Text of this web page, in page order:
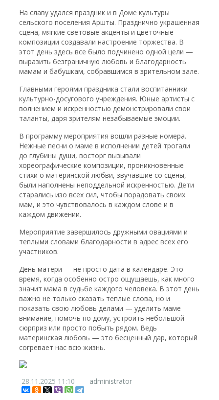
На славу удался праздник и в Доме культуры
сельского поселения Аршты. Празднично украшенная
сцена, мягкие световые акценты и цветочные
композиции создавали настроение торжества. В
этот день здесь все было подчинено одной цели —
выразить безграничную любовь и благодарность
мамам и бабушкам, собравшимся в зрительном зале.
Главными героями праздника стали воспитанники
культурно-досугового учреждения. Юные артисты с
волнением и искренностью демонстрировали свои
таланты, даря зрителям незабываемые эмоции.
В программу мероприятия вошли разные номера.
Нежные песни о маме в исполнении детей трогали
до глубины души, восторг вызывали
хореографические композиции, проникновенные
стихи о материнской любви, звучавшие со сцены,
были наполнены неподдельной искренностью. Дети
старались изо всех сил, чтобы порадовать своих
мам, и это чувствовалось в каждом слове и в
каждом движении.
Мероприятие завершилось дружными овациями и
теплыми словами благодарности в адрес всех его
участников.
День матери — не просто дата в календаре. Это
время, когда особенно остро ощущаешь, как много
значит мама в судьбе каждого человека. В этот день
важно не только сказать теплые слова, но и
показать свою любовь делами — уделить маме
внимание, помочь по дому, устроить небольшой
сюрприз или просто побыть рядом. Ведь
материнская любовь — это бесценный дар, который
согревает нас всю жизнь.
28.11.2025 11:10 administrator